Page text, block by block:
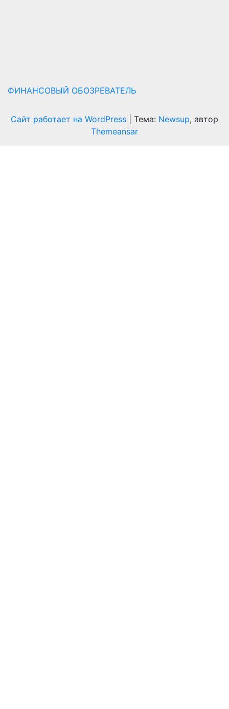
ФИНАНСОВЫЙ ОБОЗРЕВАТЕЛЬ
Сайт работает на WordPress Тема: Newsup, автор
Themeansar